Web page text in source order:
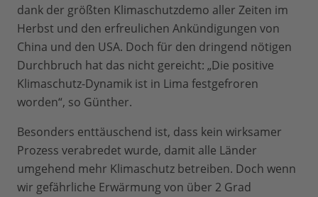
dank der größten Klimaschutzdemo aller Zeiten im
Herbst und den erfreulichen Ankündigungen von
China und den USA. Doch für den dringend nötigen
Durchbruch hat das nicht gereicht: „Die positive
Klimaschutz-Dynamik ist in Lima festgefroren
worden“, so Günther.
Besonders enttäuschend ist, dass kein wirksamer
Prozess verabredet wurde, damit alle Länder
umgehend mehr Klimaschutz betreiben. Doch wenn
wir gefährliche Erwärmung von über 2 Grad